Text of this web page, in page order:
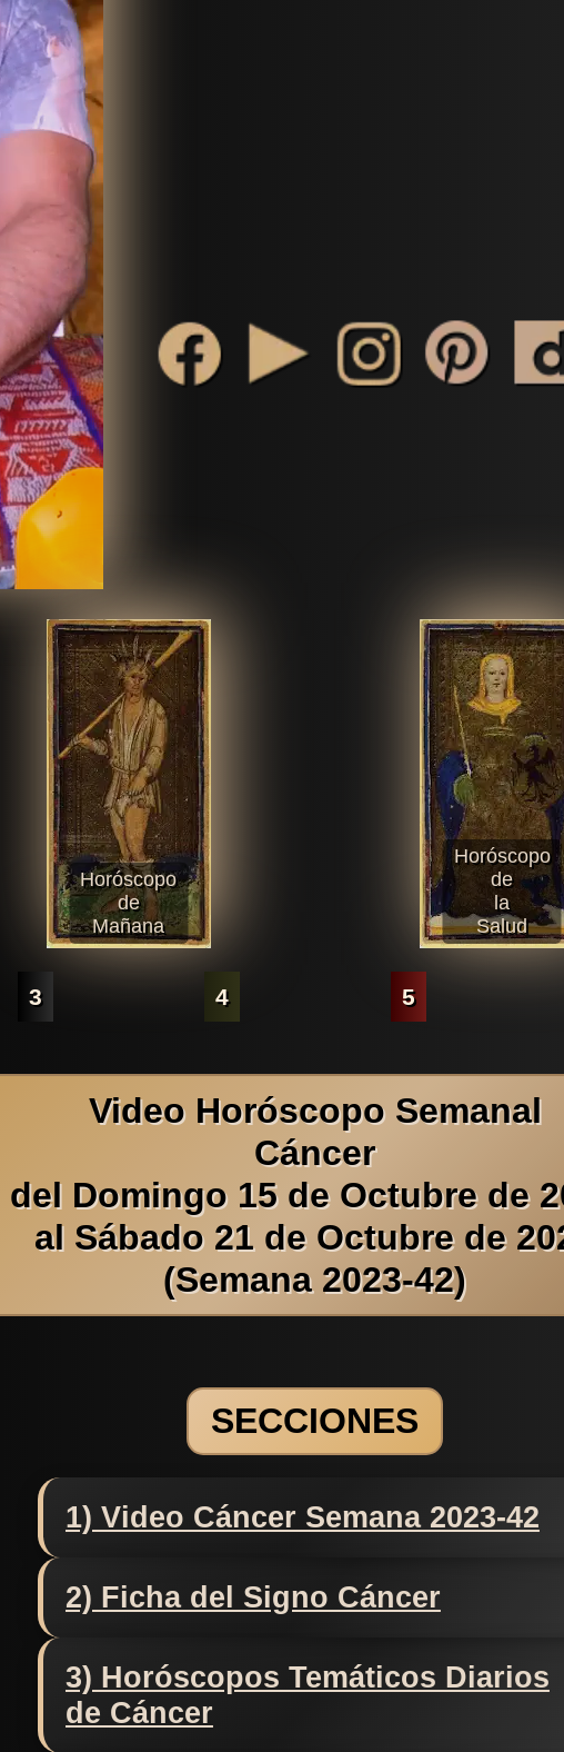
Horóscopo
de
Mañana
Horóscopo
de
la
Salud
3 4 5
Video Horóscopo Semanal
Cáncer
del Domingo 15 de Octubre de
al Sábado 21 de Octubre de
(Semana 2023-42)
SECCIONES
1) Video Cáncer Semana 2023-42
2) Ficha del Signo Cáncer
3) Horóscopos Temáticos Diarios
de Cáncer